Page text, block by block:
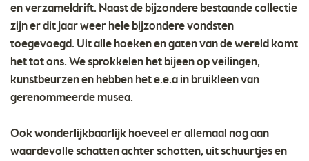
en verzameldrift. Naast de bijzondere bestaande collectie
zijn er dit jaar weer hele bijzondere vondsten
toegevoegd. Uit alle hoeken en gaten van de wereld komt
het tot ons. We sprokkelen het bijeen op veilingen,
kunstbeurzen en hebben het e.e.a in bruikleen van
gerenommeerde musea.
Ook wonderlijkbaarlijk hoeveel er allemaal nog aan
waardevolle schatten achter schotten, uit schuurtjes en